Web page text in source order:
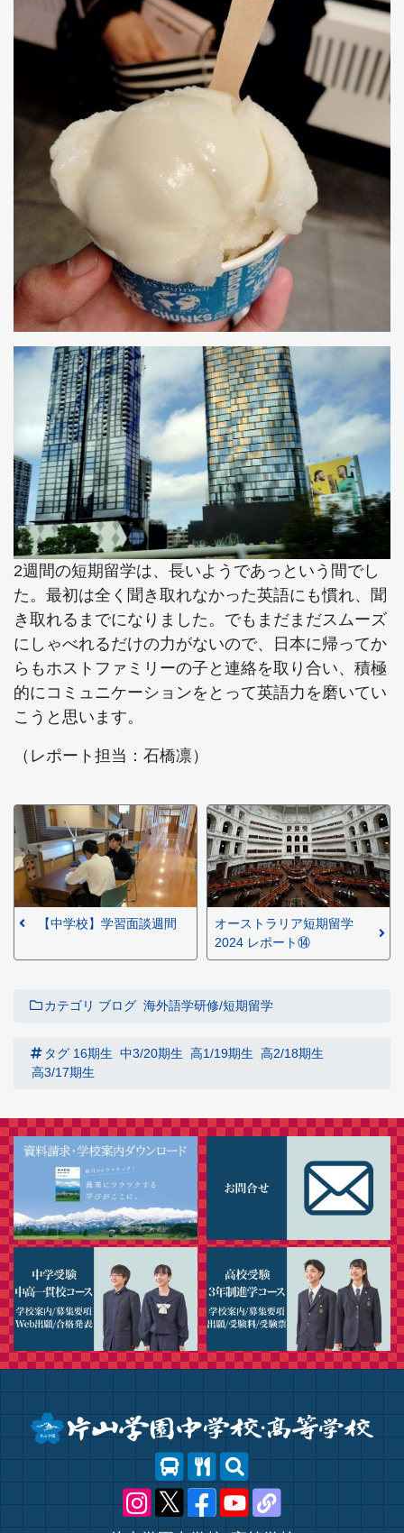
2週間の短期留学は、長いようであっという間でし
た。最初は全く聞き取れなかった英語にも慣れ、聞
き取れるまでになりました。でもまだまだスムーズ
にしゃべれるだけの力がないので、日本に帰ってか
らもホストファミリーの子と連絡を取り合い、積極
的にコミュニケーションをとって英語力を磨いてい
こうと思います。
（レポート担当：石橋凛）
【中学校】学習面談週間
オーストラリア短期留学
2024 レポート⑭
カテゴリ ブログ 海外語学研修/短期留学
タグ 16期生 中3/20期生 高1/19期生 高2/18期生
高3/17期生